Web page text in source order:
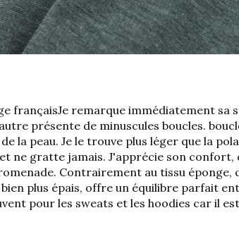
françaisJe remarque immédiatement sa
présente de minuscules boucles.
la peau. Je le trouve plus léger que la
ne gratte jamais. J'apprécie son confort,
Contrairement au tissu éponge,
plus épais, offre un équilibre parfait
pour les sweats et les hoodies car il